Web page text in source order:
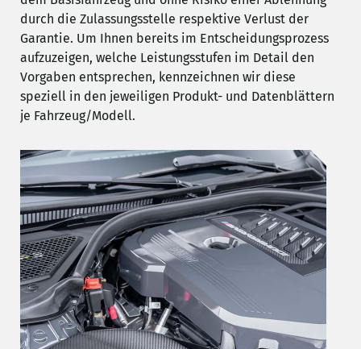
durch die Zulassungsstelle respektive Verlust der
Garantie. Um Ihnen bereits im Entscheidungsprozess
aufzuzeigen, welche Leistungsstufen im Detail den
Vorgaben entsprechen, kennzeichnen wir diese
speziell in den jeweiligen Produkt- und Datenblättern
je Fahrzeug/Modell.